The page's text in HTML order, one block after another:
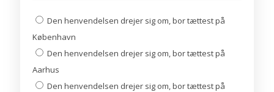
Den henvendelsen drejer sig om, bor tættest på
København
Den henvendelsen drejer sig om, bor tættest på
Aarhus
Den henvendelsen drejer sig om, bor tættest på